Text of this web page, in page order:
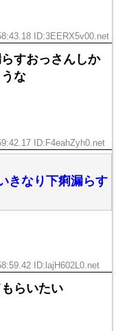
ID:3EERX5v00.net
すおっさんしか
な
ID:F4eahZyh0.net
きなり下痢漏らす
ID:lajH602L0.net
らいたい